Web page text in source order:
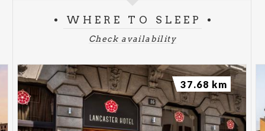
WHERE TO SLEEP
Check availability
37.68 km